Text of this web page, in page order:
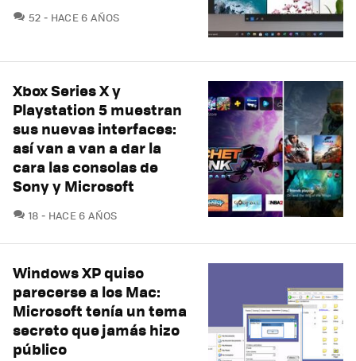
52 COMENTARIOS
HACE 6 AÑOS
Xbox Series X y
Playstation 5 muestran
sus nuevas interfaces:
así van a van a dar la
cara las consolas de
Sony y Microsoft
18 COMENTARIOS
HACE 6 AÑOS
Windows XP quiso
parecerse a los Mac:
Microsoft tenía un tema
secreto que jamás hizo
público